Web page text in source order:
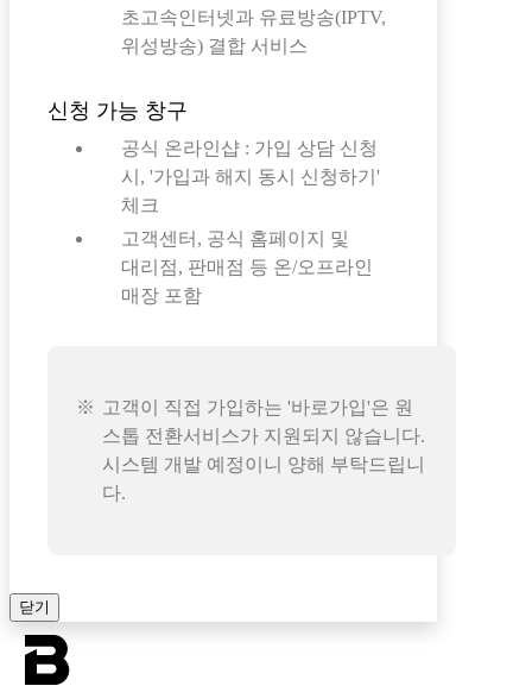
초고속인터넷과 유료방송(IPTV,
위성방송) 결합 서비스
신청 가능 창구
공식 온라인샵 : 가입 상담 신청
시, '가입과 해지 동시 신청하기'
체크
고객센터, 공식 홈페이지 및
대리점, 판매점 등 온/오프라인
매장 포함
고객이 직접 가입하는 '바로가입'은 원
스톱 전환서비스가 지원되지 않습니다.
시스템 개발 예정이니 양해 부탁드립니
다.
닫기